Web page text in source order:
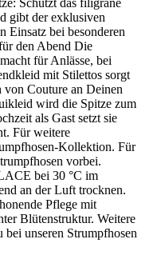
Schützt das filigrane
gibt der exklusiven
Einsatz bei besonderen
den Abend Die
für Anlässe, bei
mit Stilettos sorgt
von Couture an Deinen
wird die Spitze zum
als Gast setzt sie
Für weitere
Kollektion. Für
vorbei.
bei 30 °C im
an der Luft trocknen.
Pflege mit
Blütenstruktur. Weitere
unseren Strumpfhosen